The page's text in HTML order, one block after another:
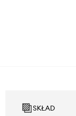
SKŁAD